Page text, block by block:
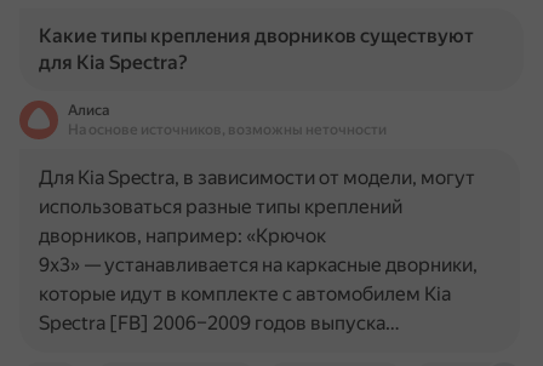
Какие типы крепления дворников существуют
для Kia Spectra?
Алиса
На основе источников, возможны неточности
Для Kia Spectra, в зависимости от модели, могут
использоваться разные типы креплений
дворников, например: «Крючок
9х3» — устанавливается на каркасные дворники,
которые идут в комплекте с автомобилем Kia
Spectra [FB] 2006–2009 годов выпуска…